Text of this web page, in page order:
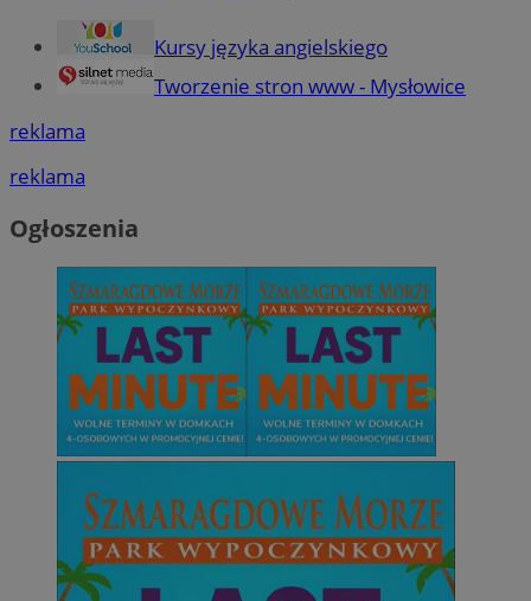
Kursy języka angielskiego
Tworzenie stron www - Mysłowice
reklama
reklama
Ogłoszenia